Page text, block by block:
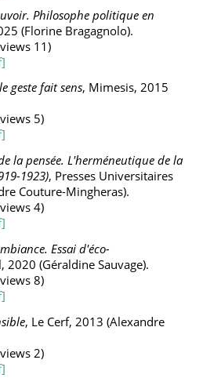
Philosophe politique en
(Florine Bragagnolo).
11)
geste fait sens, Mimesis, 2015
5)
la pensée. L'herméneutique de la
1923), Presses Universitaires
Couture-Mingheras).
4)
Essai d'éco-
2020 (Géraldine Sauvage).
8)
, Le Cerf, 2013 (Alexandre
2)